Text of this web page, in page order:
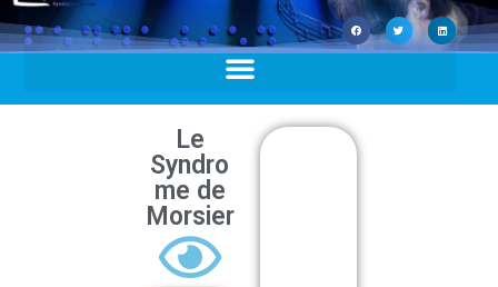
Le
Syndro
me de
Morsier